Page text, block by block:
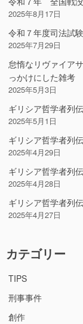
2025年8月17日
令和７年度司法試
2025年7月29日
怠惰なリヴァイア
っかけにした雑考
2025年5月3日
ギリシア哲学者列
2025年5月1日
ギリシア哲学者列
2025年4月29日
ギリシア哲学者列
2025年4月28日
ギリシア哲学者列
2025年4月27日
カテゴリー
TIPS
刑事事件
創作